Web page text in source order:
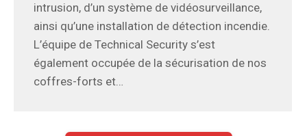
intrusion, d’un système de vidéosurveillance,
ainsi qu’une installation de détection incendie.
L’équipe de Technical Security s’est
également occupée de la sécurisation de nos
coffres-forts et…